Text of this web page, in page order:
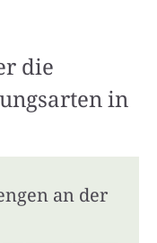
die
in
an der